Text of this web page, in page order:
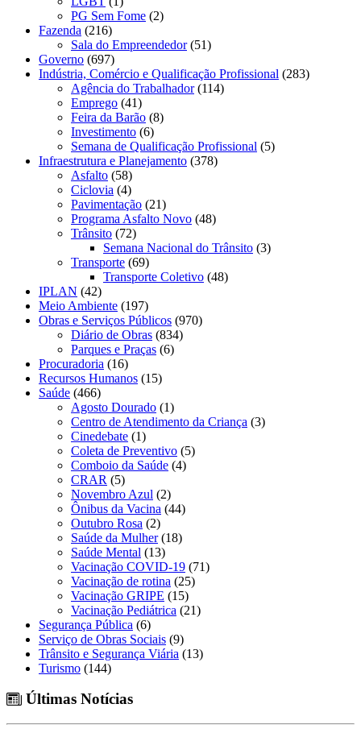
PG Sem Fome (2)
Fazenda (216)
Sala do Empreendedor(51)
Governo (697)
Indústria, Comércio e Qualificação Profissional (283)
Agência do Trabalhador(114)
Emprego (41)
Feira da Barão (8)
Investimento (6)
Semana de Qualificação Profissional (5)
Infraestrutura e Planejamento (378)
Asfalto (58)
Ciclovia (4)
Pavimentação (21)
Programa Asfalto Novo (48)
Trânsito (72)
Semana Nacional do Trânsito (3)
Transporte (69)
Transporte Coletivo (48)
IPLAN (42)
Meio Ambiente (197)
Obras e Serviços Públicos (970)
Diário de Obras (834)
Parques e Praças (6)
Procuradoria (16)
Recursos Humanos (15)
Saúde (466)
Agosto Dourado (1)
Centro de Atendimento da Criança (3)
Cinedebate (1)
Coleta de Preventivo (5)
Comboio da Saúde (4)
CRAR (5)
Novembro Azul (2)
Ônibus da Vacina (44)
Outubro Rosa (2)
Saúde da Mulher(18)
Saúde Mental (13)
Vacinação COVID-19 (71)
Vacinação de rotina (25)
Vacinação GRIPE (15)
Vacinação Pediátrica (21)
Segurança Pública (6)
Serviço de Obras Sociais (9)
Trânsito e Segurança Viária (13)
Turismo (144)
Últimas Notícias